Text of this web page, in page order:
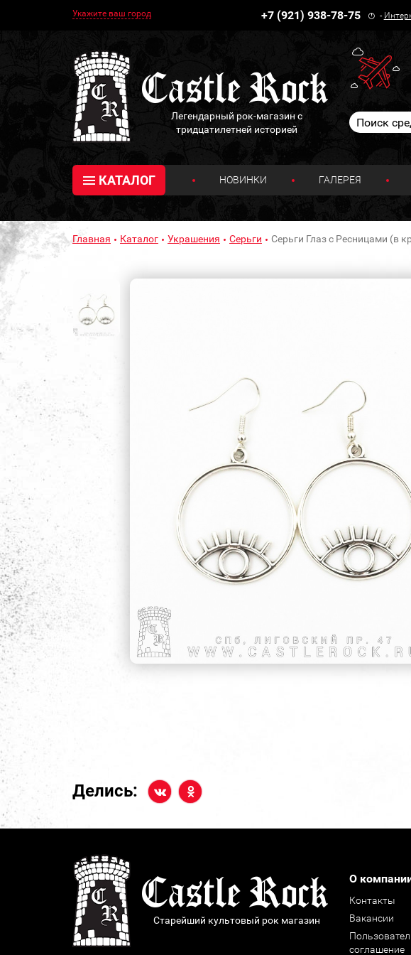
Укажите ваш город +7 (921) 938-78-75 -
Легендарный рок-магазин с
тридцатилетней историей
КАТАЛОГ НОВИНКИ ГАЛЕРЕЯ
Главная Каталог Украшения Серьги Серьги Глаз с Ресницами (в
Делись:
Старейший культовый рок магазин
О
Контакты
Вакансии
соглашение